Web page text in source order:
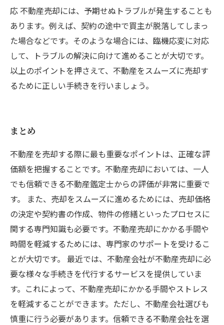
応 不動産売却には、予期せぬトラブルが発生することも
あります。例えば、契約の途中で買主が脱落してしまっ
た場合などです。そのような場合には、臨機応変に対応
して、トラブルの解決に向けて進めることが大切です。
以上のポイントを押さえて、不動産をスムーズに売却す
るために正しい手続きを行いましょう。
まとめ
不動産を売却する際に最も重要なポイントは、正確な評
価額を把握することです。不動産売却においては、一人
でも信頼できる不動産鑑定士からの評価が非常に重要で
す。 また、売却をスムーズに進めるためには、売却価格
の決定や契約書の作成、物件の修繕といったプロセスに
関する専門知識も必要です。不動産売却にかかる手間や
時間を軽減するためには、専門家のサポートを受けるこ
とが大切です。 最近では、不動産会社が不動産売却に必
要な様々な手続きを代行するサービスを提供していま
す。これによって、不動産売却にかかる手間やストレス
を軽減することができます。ただし、不動産会社選びも
慎重に行う必要があります。信頼できる不動産会社を選